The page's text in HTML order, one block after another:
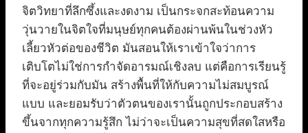
จิตวิทยาที่ลึกซึ้งและงดงาม เป็นกระจกสะท้อนความ
วุ่นวายในจิตใจที่มนุษย์ทุกคนต้องผ่านพ้นในช่วงหัว
เลี้ยวหัวต่อของชีวิต มันสอนให้เราเข้าใจว่าการ
เติบโตไม่ใช่การกำจัดอารมณ์เชิงลบ แต่คือการเรียนรู้
ที่จะอยู่ร่วมกับมัน สร้างพื้นที่ให้กับความไม่สมบูรณ์
แบบ และยอมรับว่าตัวตนของเรานั้นถูกประกอบสร้าง
ขึ้นจากทุกความรู้สึก ไม่ว่าจะเป็นความสุขที่สดใสหรือ